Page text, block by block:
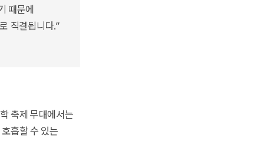
때문에
직결됩니다.”
축제 무대에서는
흡할 수 있는